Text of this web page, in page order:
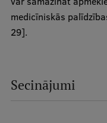
medicīniskās
29].
Secinājumi